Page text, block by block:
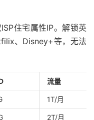
住宅属性IP。解锁英
、Disney+等，无法
流量
1T/月
2T/月